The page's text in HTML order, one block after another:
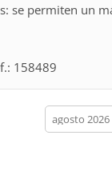
se permiten un
158489
calendar-
month